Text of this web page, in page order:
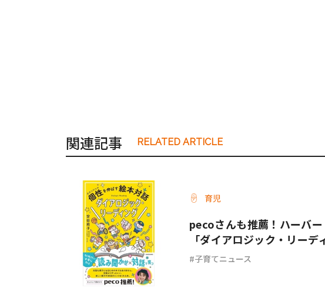
関連記事 RELATED ARTICLE
育児
pecoさんも推薦！ハーバ
「ダイアロジック・リーデ
子育てニュース